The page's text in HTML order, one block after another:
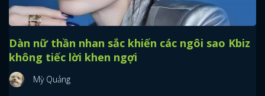
Dàn nữ thần nhan sắc khiến các ngôi sao Kbiz
không tiếc lời khen ngợi
Mỳ Quảng